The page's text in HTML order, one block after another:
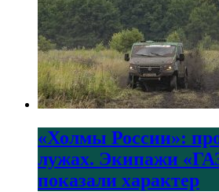
«Холмы России»:
лужах. Экипажи
показали характер